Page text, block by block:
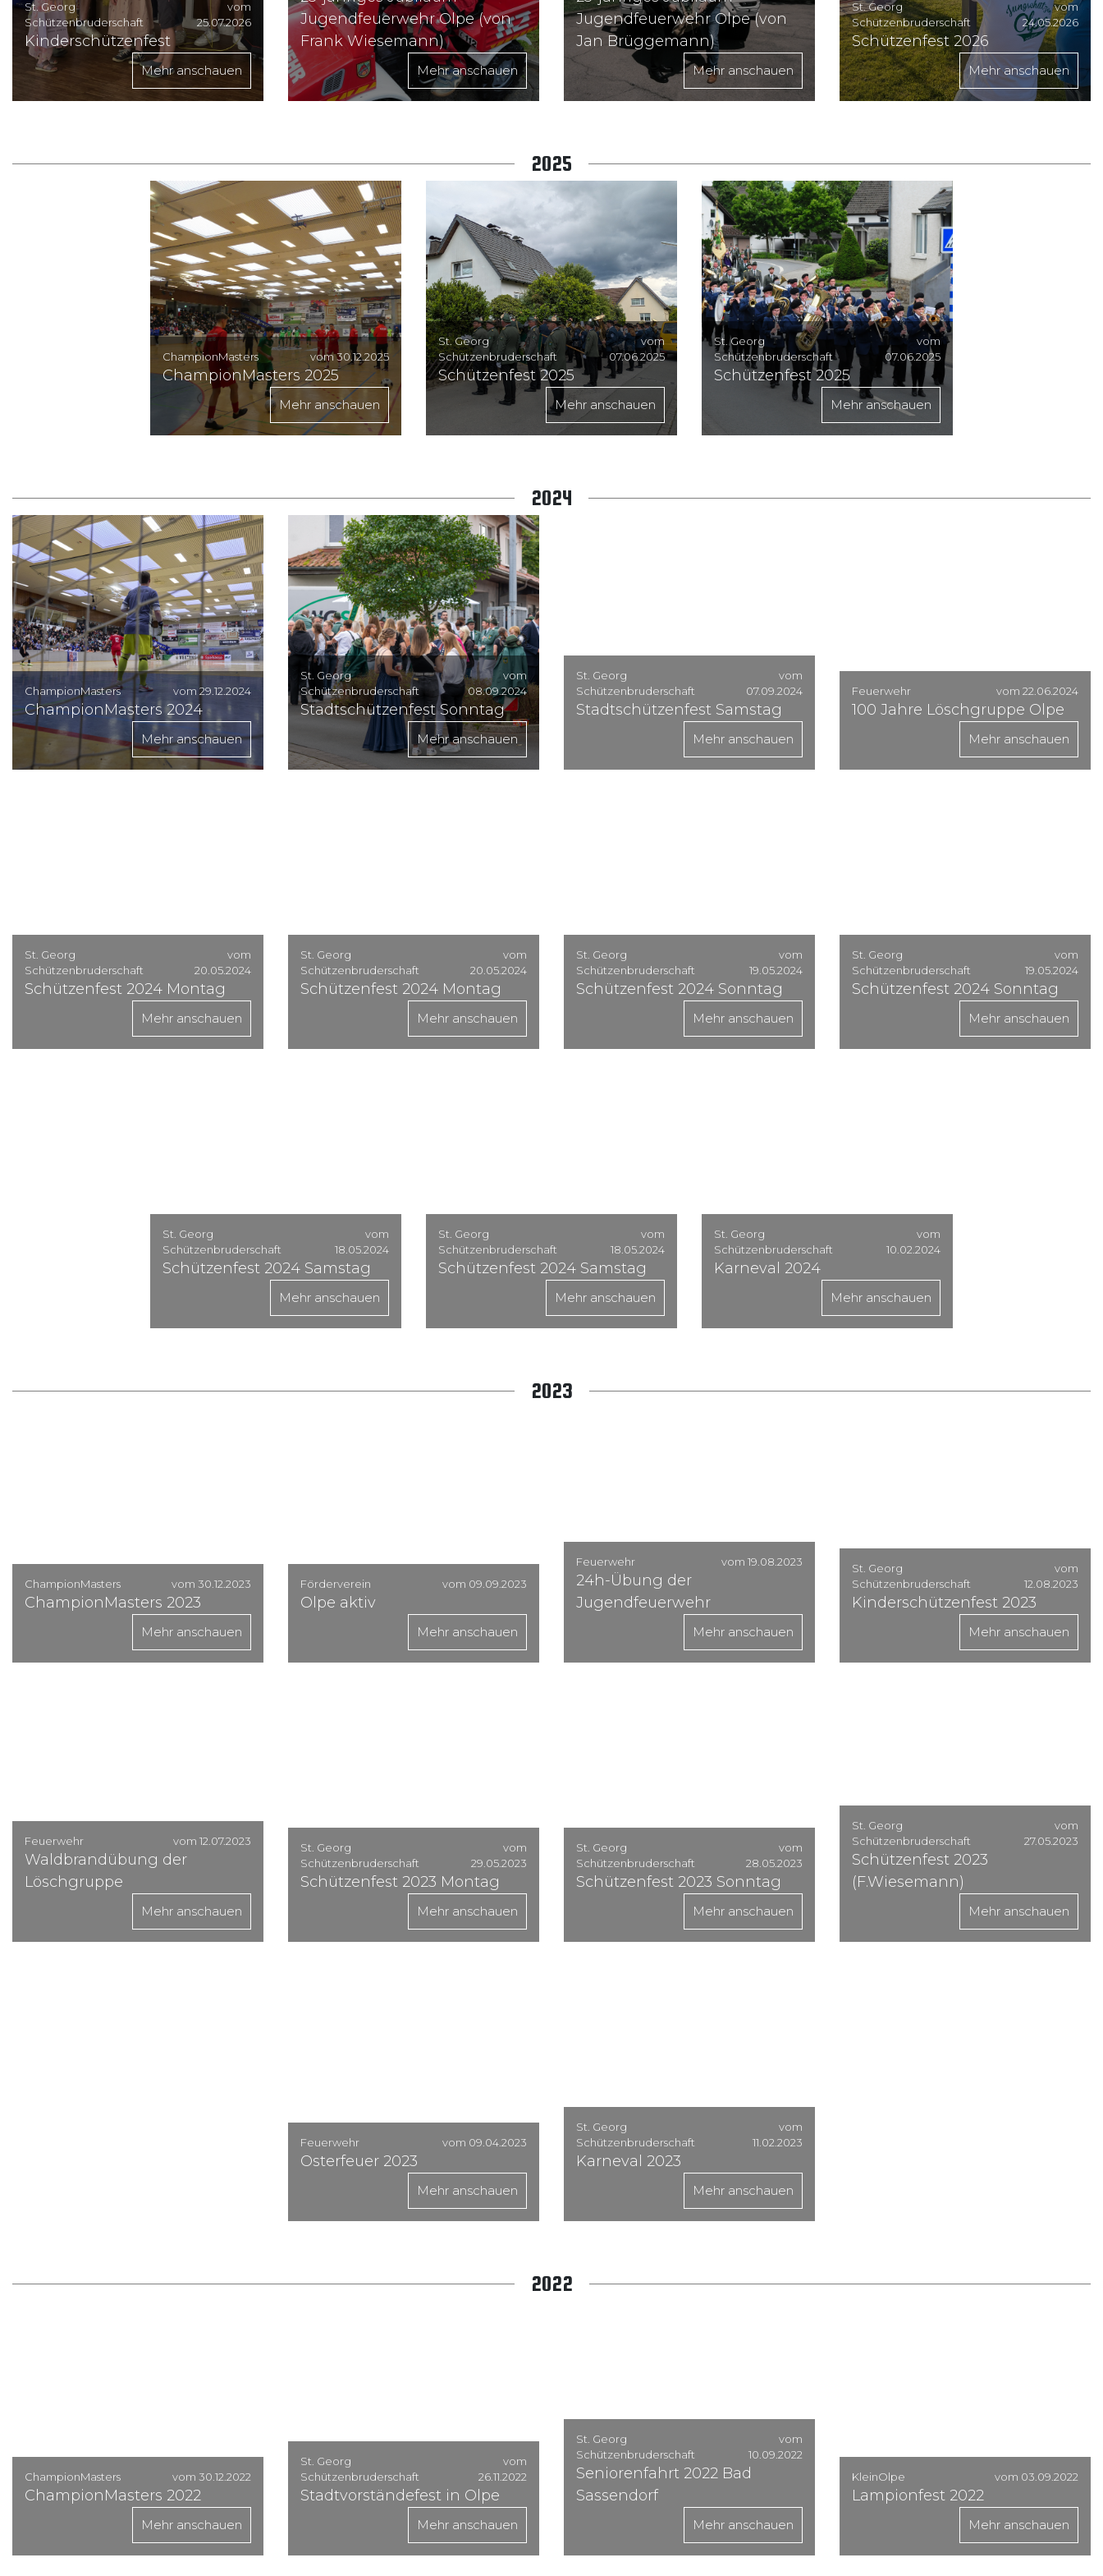
St. Georg
Schützenbruderschaft
vom
25.07.2026
Kinderschützenfest
Mehr anschauen
Jugendfeuerwehr Olpe (von
Frank Wiesemann)
Mehr anschauen
Jugendfeuerwehr Olpe (von
Jan Brüggemann)
Mehr anschauen
St. Georg
Schützenbruderschaft
vom
24.05.2026
Schützenfest 2026
Mehr anschauen
2025
ChampionMasters vom 30.12.2025
ChampionMasters 2025
Mehr anschauen
St. Georg
Schützenbruderschaft
vom
07.06.2025
Schützenfest 2025
Mehr anschauen
St. Georg
Schützenbruderschaft
vom
07.06.2025
Schützenfest 2025
Mehr anschauen
2024
ChampionMasters vom 29.12.2024
ChampionMasters 2024
Mehr anschauen
St. Georg
Schützenbruderschaft
vom
08.09.2024
Stadtschützenfest Sonntag
Mehr anschauen
St. Georg
Schützenbruderschaft
vom
07.09.2024
Stadtschützenfest Samstag
Mehr anschauen
Feuerwehr vom 22.06.2024
100 Jahre Löschgruppe Olpe
Mehr anschauen
St. Georg
Schützenbruderschaft
vom
20.05.2024
Schützenfest 2024 Montag
Mehr anschauen
St. Georg
Schützenbruderschaft
vom
20.05.2024
Schützenfest 2024 Montag
Mehr anschauen
St. Georg
Schützenbruderschaft
vom
19.05.2024
Schützenfest 2024 Sonntag
Mehr anschauen
St. Georg
Schützenbruderschaft
vom
19.05.2024
Schützenfest 2024 Sonntag
Mehr anschauen
St. Georg
Schützenbruderschaft
vom
18.05.2024
Schützenfest 2024 Samstag
Mehr anschauen
St. Georg
Schützenbruderschaft
vom
18.05.2024
Schützenfest 2024 Samstag
Mehr anschauen
St. Georg
Schützenbruderschaft
vom
10.02.2024
Karneval 2024
Mehr anschauen
2023
ChampionMasters vom 30.12.2023
ChampionMasters 2023
Mehr anschauen
Förderverein vom 09.09.2023
Olpe aktiv
Mehr anschauen
Feuerwehr vom 19.08.2023
24h-Übung der
Jugendfeuerwehr
Mehr anschauen
St. Georg
Schützenbruderschaft
vom
12.08.2023
Kinderschützenfest 2023
Mehr anschauen
Feuerwehr vom 12.07.2023
Waldbrandübung der
Löschgruppe
Mehr anschauen
St. Georg
Schützenbruderschaft
vom
29.05.2023
Schützenfest 2023 Montag
Mehr anschauen
St. Georg
Schützenbruderschaft
vom
28.05.2023
Schützenfest 2023 Sonntag
Mehr anschauen
St. Georg
Schützenbruderschaft
vom
27.05.2023
Schützenfest 2023
(F.Wiesemann)
Mehr anschauen
Feuerwehr vom 09.04.2023
Osterfeuer 2023
Mehr anschauen
St. Georg
Schützenbruderschaft
vom
11.02.2023
Karneval 2023
Mehr anschauen
2022
ChampionMasters vom 30.12.2022
ChampionMasters 2022
Mehr anschauen
St. Georg
Schützenbruderschaft
vom
26.11.2022
Stadtvorständefest in Olpe
Mehr anschauen
St. Georg
Schützenbruderschaft
vom
10.09.2022
Seniorenfahrt 2022 Bad
Sassendorf
Mehr anschauen
KleinOlpe vom 03.09.2022
Lampionfest 2022
Mehr anschauen